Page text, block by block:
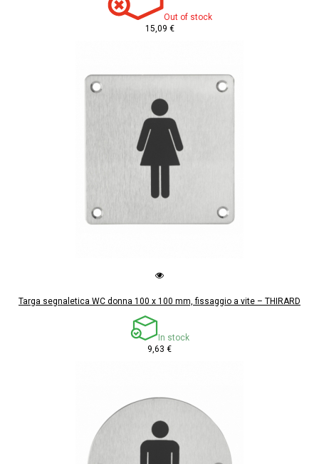
Out of stock
15,09 €
Targa segnaletica WC donna 100 x 100 mm, fissaggio a vite – THIRARD
In stock
9,63 €